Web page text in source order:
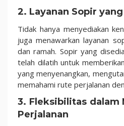
2. Layanan Sopir
Tidak hanya menyediakan
juga menawarkan layanan
dan ramah. Sopir yang
telah dilatih untuk
yang menyenangkan,
memahami rute perjalanan
3. Fleksibilitas dalam
Perjalanan